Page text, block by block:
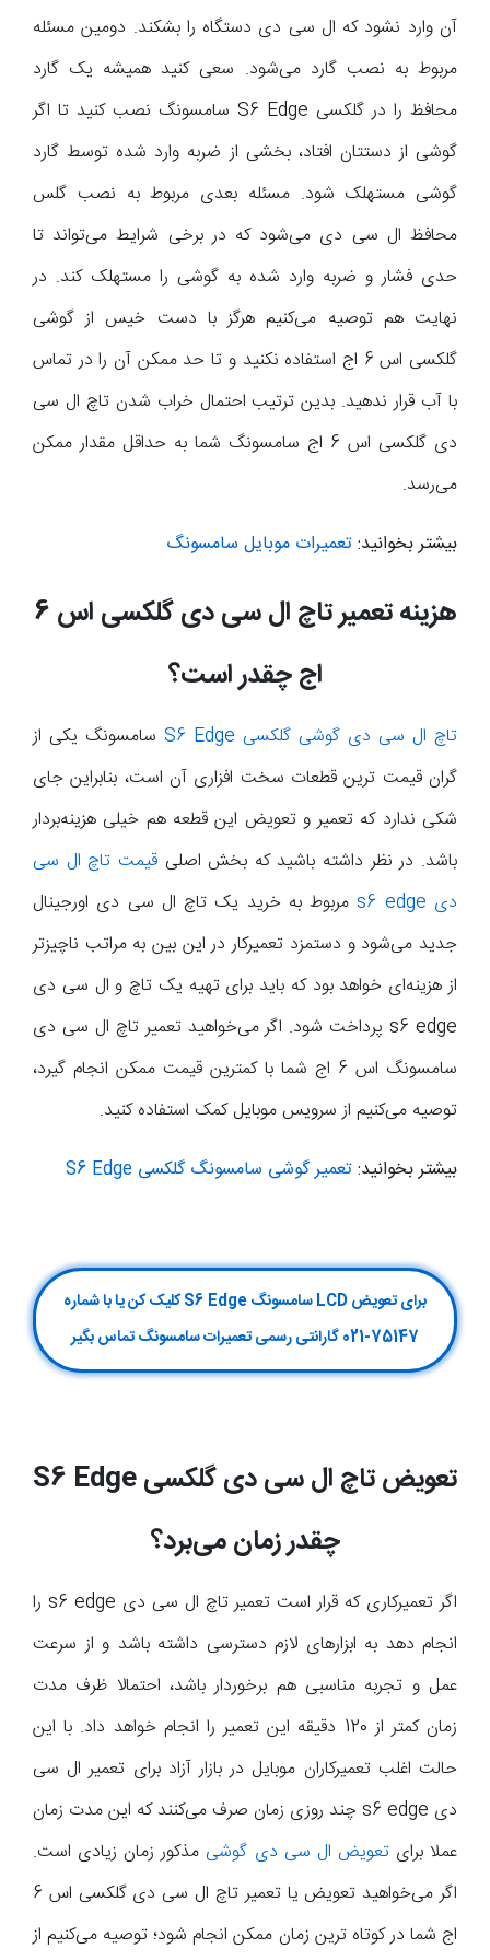
آن وارد نشود که ال سی دی دستگاه را بشکند. دومین مسئله
مربوط به نصب گارد می‌شود. سعی کنید همیشه یک گارد
محافظ را در گلکسی S6 Edge سامسونگ نصب کنید تا اگر
گوشی از دستتان افتاد، بخشی از ضربه وارد شده توسط گارد
گوشی مستهلک شود. مسئله بعدی مربوط به نصب گلس
محافظ ال سی دی می‌شود که در برخی شرایط می‌تواند تا
حدی فشار و ضربه وارد شده به گوشی را مستهلک کند. در
نهایت هم توصیه می‌کنیم هرگز با دست خیس از گوشی
گلکسی اس 6 اج استفاده نکنید و تا حد ممکن آن را در تماس
با آب قرار ندهید. بدین ترتیب احتمال خراب شدن تاچ ال سی
دی گلکسی اس 6 اج سامسونگ شما به حداقل مقدار ممکن
می‌رسد.
بیشتر بخوانید:تعمیرات موبایل سامسونگ
هزینه تعمیر تاچ ال سی دی گلکسی اس 6
اج چقدر است؟
تاچ ال سی دی گوشی گلکسی S6 Edge
سامسونگ یکی از
گران قیمت ترین قطعات سخت افزاری آن است، بنابراین جای
شکی ندارد که تعمیر و تعویض این قطعه هم خیلی هزینه‌بردار
باشد. در نظر داشته باشید که بخش اصلیقیمت تاچ ال سی
دی s6 edge
مربوط به خرید یک تاچ ال سی دی اورجینال
جدید می‌شود و دستمزد تعمیرکار در این بین به مراتب ناچیزتر
از هزینه‌ای خواهد بود که باید برای تهیه یک تاچ و ال سی دی
s6 edge پرداخت شود. اگر می‌خواهید تعمیر تاچ ال سی دی
سامسونگ اس 6 اج شما با کمترین قیمت ممکن انجام گیرد،
توصیه می‌کنیم از سرویس موبایل کمک استفاده کنید.
بیشتر بخوانید:تعمیر گوشی سامسونگ گلکسی S6 Edge
برای تعویض LCD سامسونگ S6 Edge کلیک کن یا با شماره
75147-021 گارانتی رسمی تعمیرات سامسونگ تماس بگیر
تعویض تاچ ال سی دی گلکسیS6 Edge
چقدر زمان می‌برد؟
اگر تعمیرکاری که قرار است تعمیر تاچ ال سی دی s6 edge را
انجام دهد به ابزارهای لازم دسترسی داشته باشد و از سرعت
عمل و تجربه مناسبی هم برخوردار باشد، احتمالا ظرف مدت
زمان کمتر از 120 دقیقه این تعمیر را انجام خواهد داد. با این
حالت اغلب تعمیرکاران موبایل در بازار آزاد برای تعمیر ال سی
دی s6 edge چند روزی زمان صرف می‌کنند که این مدت زمان
عملا برایتعویض ال سی دی گوشی مذکور زمان زیادی است.
اگر می‌خواهید تعویض یا تعمیر تاچ ال سی دی گلکسی اس 6
اج شما در کوتاه ترین زمان ممکن انجام شود؛ توصیه می‌کنیم از